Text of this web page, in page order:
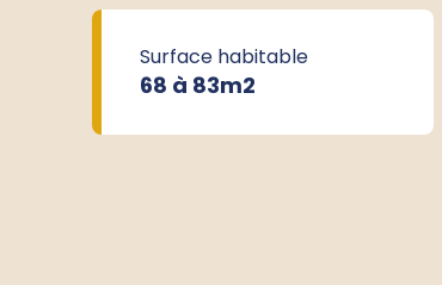
Surface habitable
68 à 83m2